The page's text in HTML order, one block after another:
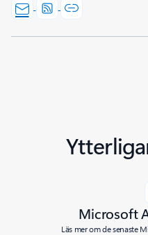
Microsoft
Läs mer om de senaste